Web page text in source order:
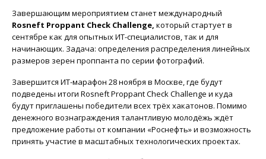
Завершающим мероприятием станет международный
Rosneft Proppant Check Challenge, который стартует в
сентябре как для опытных ИТ-специалистов, так и для
начинающих. Задача: определения распределения линейных
размеров зерен проппанта по серии фотографий.
Завершится ИТ-марафон 28 ноября в Москве, где будут
подведены итоги Rosneft Proppant Check Challenge и куда
будут приглашены победители всех трёх хакатонов. Помимо
денежного вознаграждения талантливую молодёжь ждёт
предложение работы от компании «Роснефть» и возможность
принять участие в масштабных технологических проектах.